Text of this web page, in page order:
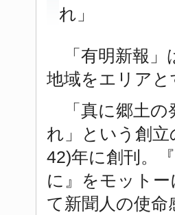
れ」
「有明新報」
地域をエリア
「真に郷土の
れ」という創
42)年に創刊。
に』をモット
て新聞人の使命